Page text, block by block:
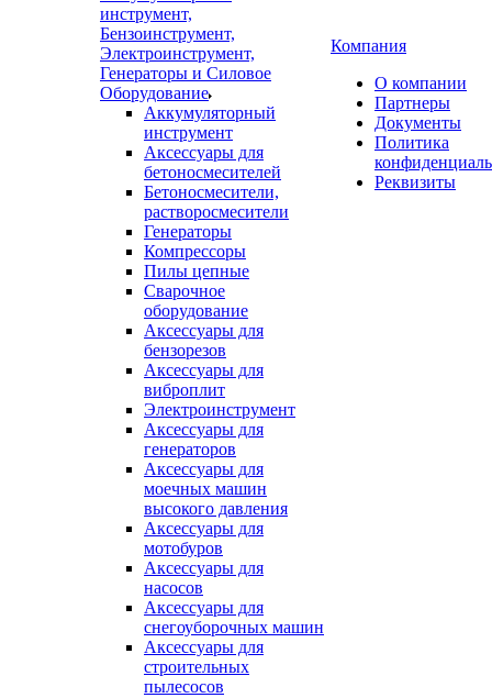
инструмент,
Бензоинструмент,
Электроинструмент,
Генераторы и Силовое
Оборудование
Аккумуляторный
инструмент
Аксессуары для
бетоносмесителей
Бетоносмесители,
растворосмесители
Генераторы
Компрессоры
Пилы цепные
Сварочное
оборудование
Аксессуары для
бензорезов
Аксессуары для
виброплит
Электроинструмент
Аксессуары для
генераторов
Аксессуары для
моечных машин
высокого давления
Аксессуары для
мотобуров
Аксессуары для
насосов
Аксессуары для
снегоуборочных машин
Аксессуары для
строительных
пылесосов
Компания
О компании
Партнеры
Документы
Политика
Реквизиты